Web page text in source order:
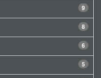
9
8
6
5